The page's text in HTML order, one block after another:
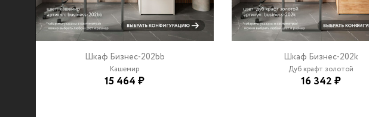
Шкаф Бизнес-202bb
Кашемир
15 464 ₽
Шкаф Бизнес-202k
Дуб крафт золотой
16 342 ₽